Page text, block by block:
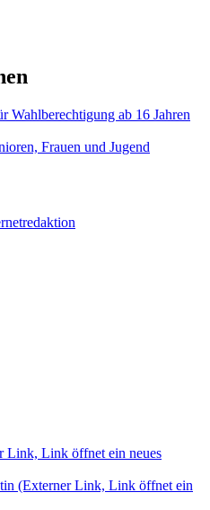
Wahlberechtigung ab 16 Jahren
Frauen und Jugend
Link, Link öffnet ein neues
(Externer Link, Link öffnet ein